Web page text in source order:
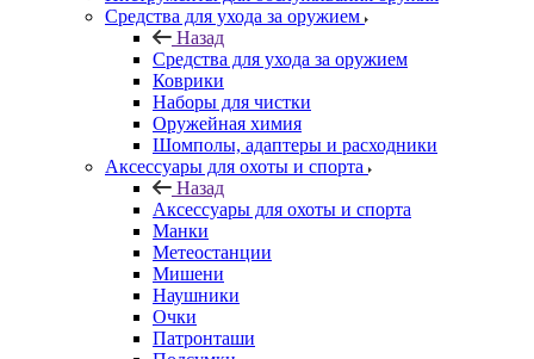
Средства для ухода за оружием
Назад
Средства для ухода за оружием
Коврики
Наборы для чистки
Оружейная химия
Шомполы, адаптеры и расходники
Аксессуары для охоты и спорта
Назад
Аксессуары для охоты и спорта
Манки
Метеостанции
Мишени
Наушники
Очки
Патронташи